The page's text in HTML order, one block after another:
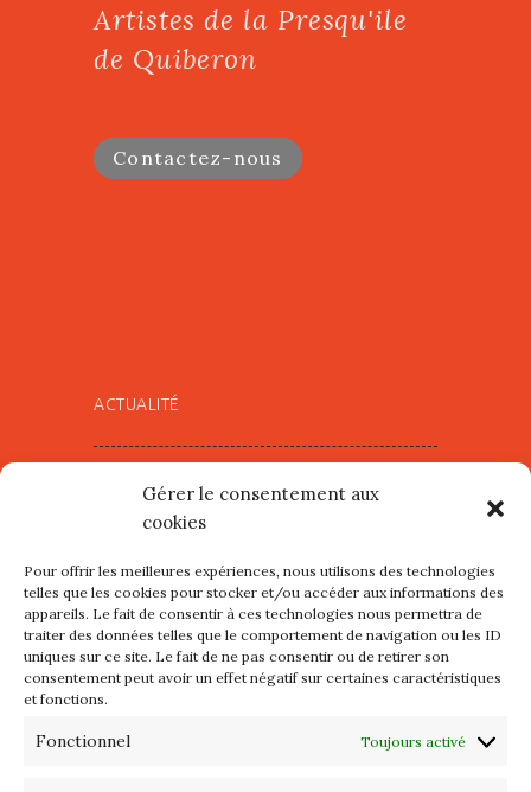
Gérer le consentement aux
cookies
Pour offrir les meilleures expériences, nous utilisons des technologies
telles que les cookies pour stocker et/ou accéder aux informations des
appareils. Le fait de consentir à ces technologies nous permettra de
traiter des données telles que le comportement de navigation ou les ID
uniques sur ce site. Le fait de ne pas consentir ou de retirer son
consentement peut avoir un effet négatif sur certaines caractéristiques
et fonctions.
Fonctionnel Toujours activé
Artistes de la Presqu'ile
de Quiberon
Contactez-nous
ACTUALITÉ
mercredi 12 et jeudi 13 août
2026
Les petits formats du Port
d’Orange : Mercredi 22 juillet de
10h à 20h